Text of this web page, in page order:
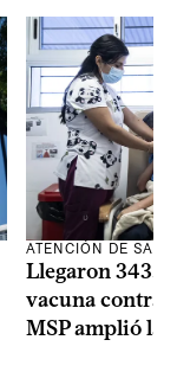
ATENCIÓN DE
Llegaron
vacuna contra
MSP amplió la